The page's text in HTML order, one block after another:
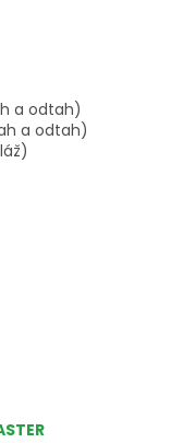
a odtah)
a odtah)